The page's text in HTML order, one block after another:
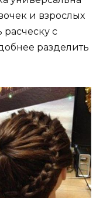
и взрослых
с
разделить